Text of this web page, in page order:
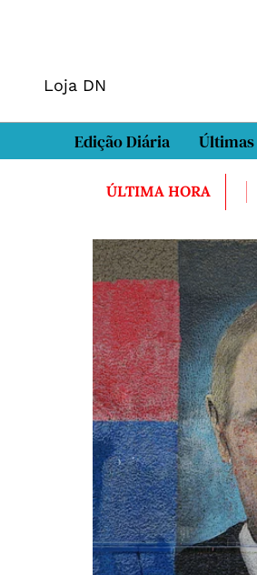
Loja DN
Edição Diária Últimas
ÚLTIMA HORA
morto em Sintra Três